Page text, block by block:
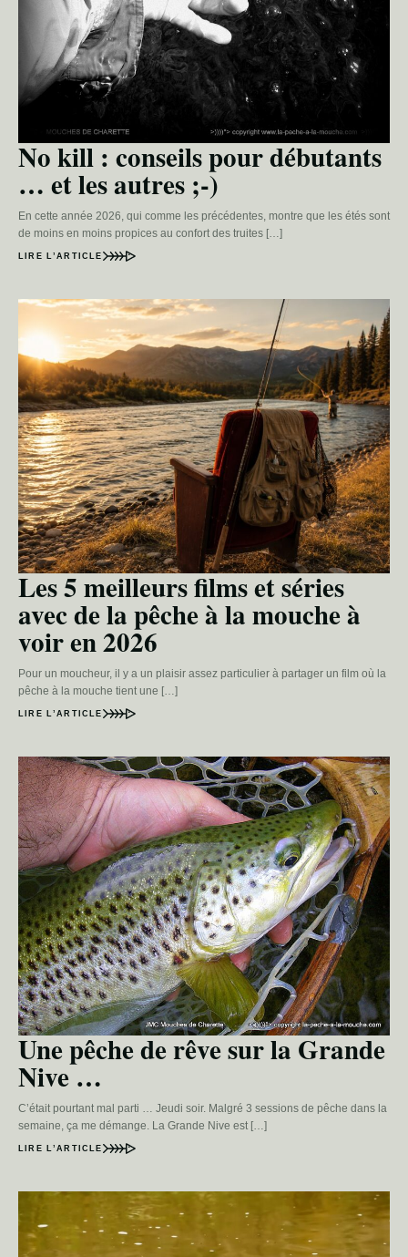
No kill : conseils pour débutants
… et les autres ;-)
En cette année 2026, qui comme les précédentes, montre que les étés sont
de moins en moins propices au confort des truites […]
LIRE L’ARTICLE
Les 5 meilleurs films et séries
avec de la pêche à la mouche à
voir en 2026
Pour un moucheur, il y a un plaisir assez particulier à partager un film où la
pêche à la mouche tient une […]
LIRE L’ARTICLE
Une pêche de rêve sur la Grande
Nive …
C’était pourtant mal parti … Jeudi soir. Malgré 3 sessions de pêche dans la
semaine, ça me démange. La Grande Nive est […]
LIRE L’ARTICLE